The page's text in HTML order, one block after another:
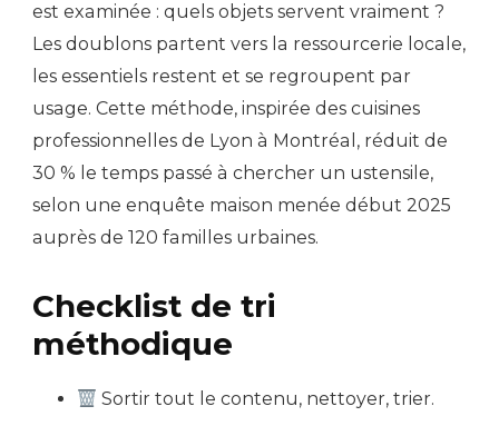
est examinée : quels objets servent vraiment ?
Les doublons partent vers la ressourcerie locale,
les essentiels restent et se regroupent par
usage. Cette méthode, inspirée des cuisines
professionnelles de Lyon à Montréal, réduit de
30 % le temps passé à chercher un ustensile,
selon une enquête maison menée début 2025
auprès de 120 familles urbaines.
Checklist de tri
méthodique
Sortir tout le contenu, nettoyer, trier.